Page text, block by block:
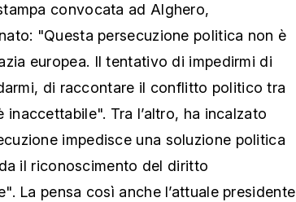
convocata ad Alghero,
"Questa persecuzione politica non è
europea. Il tentativo di impedirmi di
di raccontare il conflitto politico tra
inaccettabile". Tra l’altro, ha incalzato
impedisce una soluzione politica
il riconoscimento del diritto
La pensa così anche l’attuale presidente